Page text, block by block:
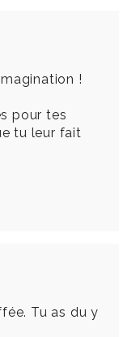
!
pour tes
tu leur fait
Tu as du y